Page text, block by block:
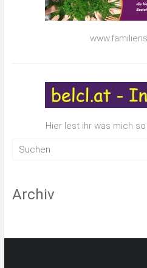
Hier lest ihr was mich
Archiv